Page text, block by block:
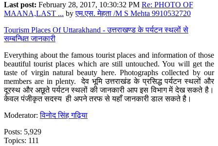
Last post: February 28, 2017, 10:30:32 PM Re: PHOTO OF
MAANA,LAST ... byएम.एस. मेहता /M S Mehta 9910532720
Tourism Places Of Uttarakhand - उत्तराखण्ड के पर्यटन स्थलों से
सम्बन्धित जानकारी
Everything about the famous tourist places and information of those
beautiful tourist places which are still untouched. You will get the
taste of virgin natural beauty here. Photographs collected by our
members are in plenty. देव भूमि उत्तराखंड के प्रसिद्ध पर्यटन स्थलों और
दूरस्थ और अछूते पर्यटन स्थलों की जानकारी आप इस विभाग में देख सकते है।
केवल पंजीकृत सदस्य ही अपने तरफ से यहाँ जानकारी डाल सकते है।
Moderator:विनोद सिंह गढ़िया
Posts: 5,929
Topics: 111